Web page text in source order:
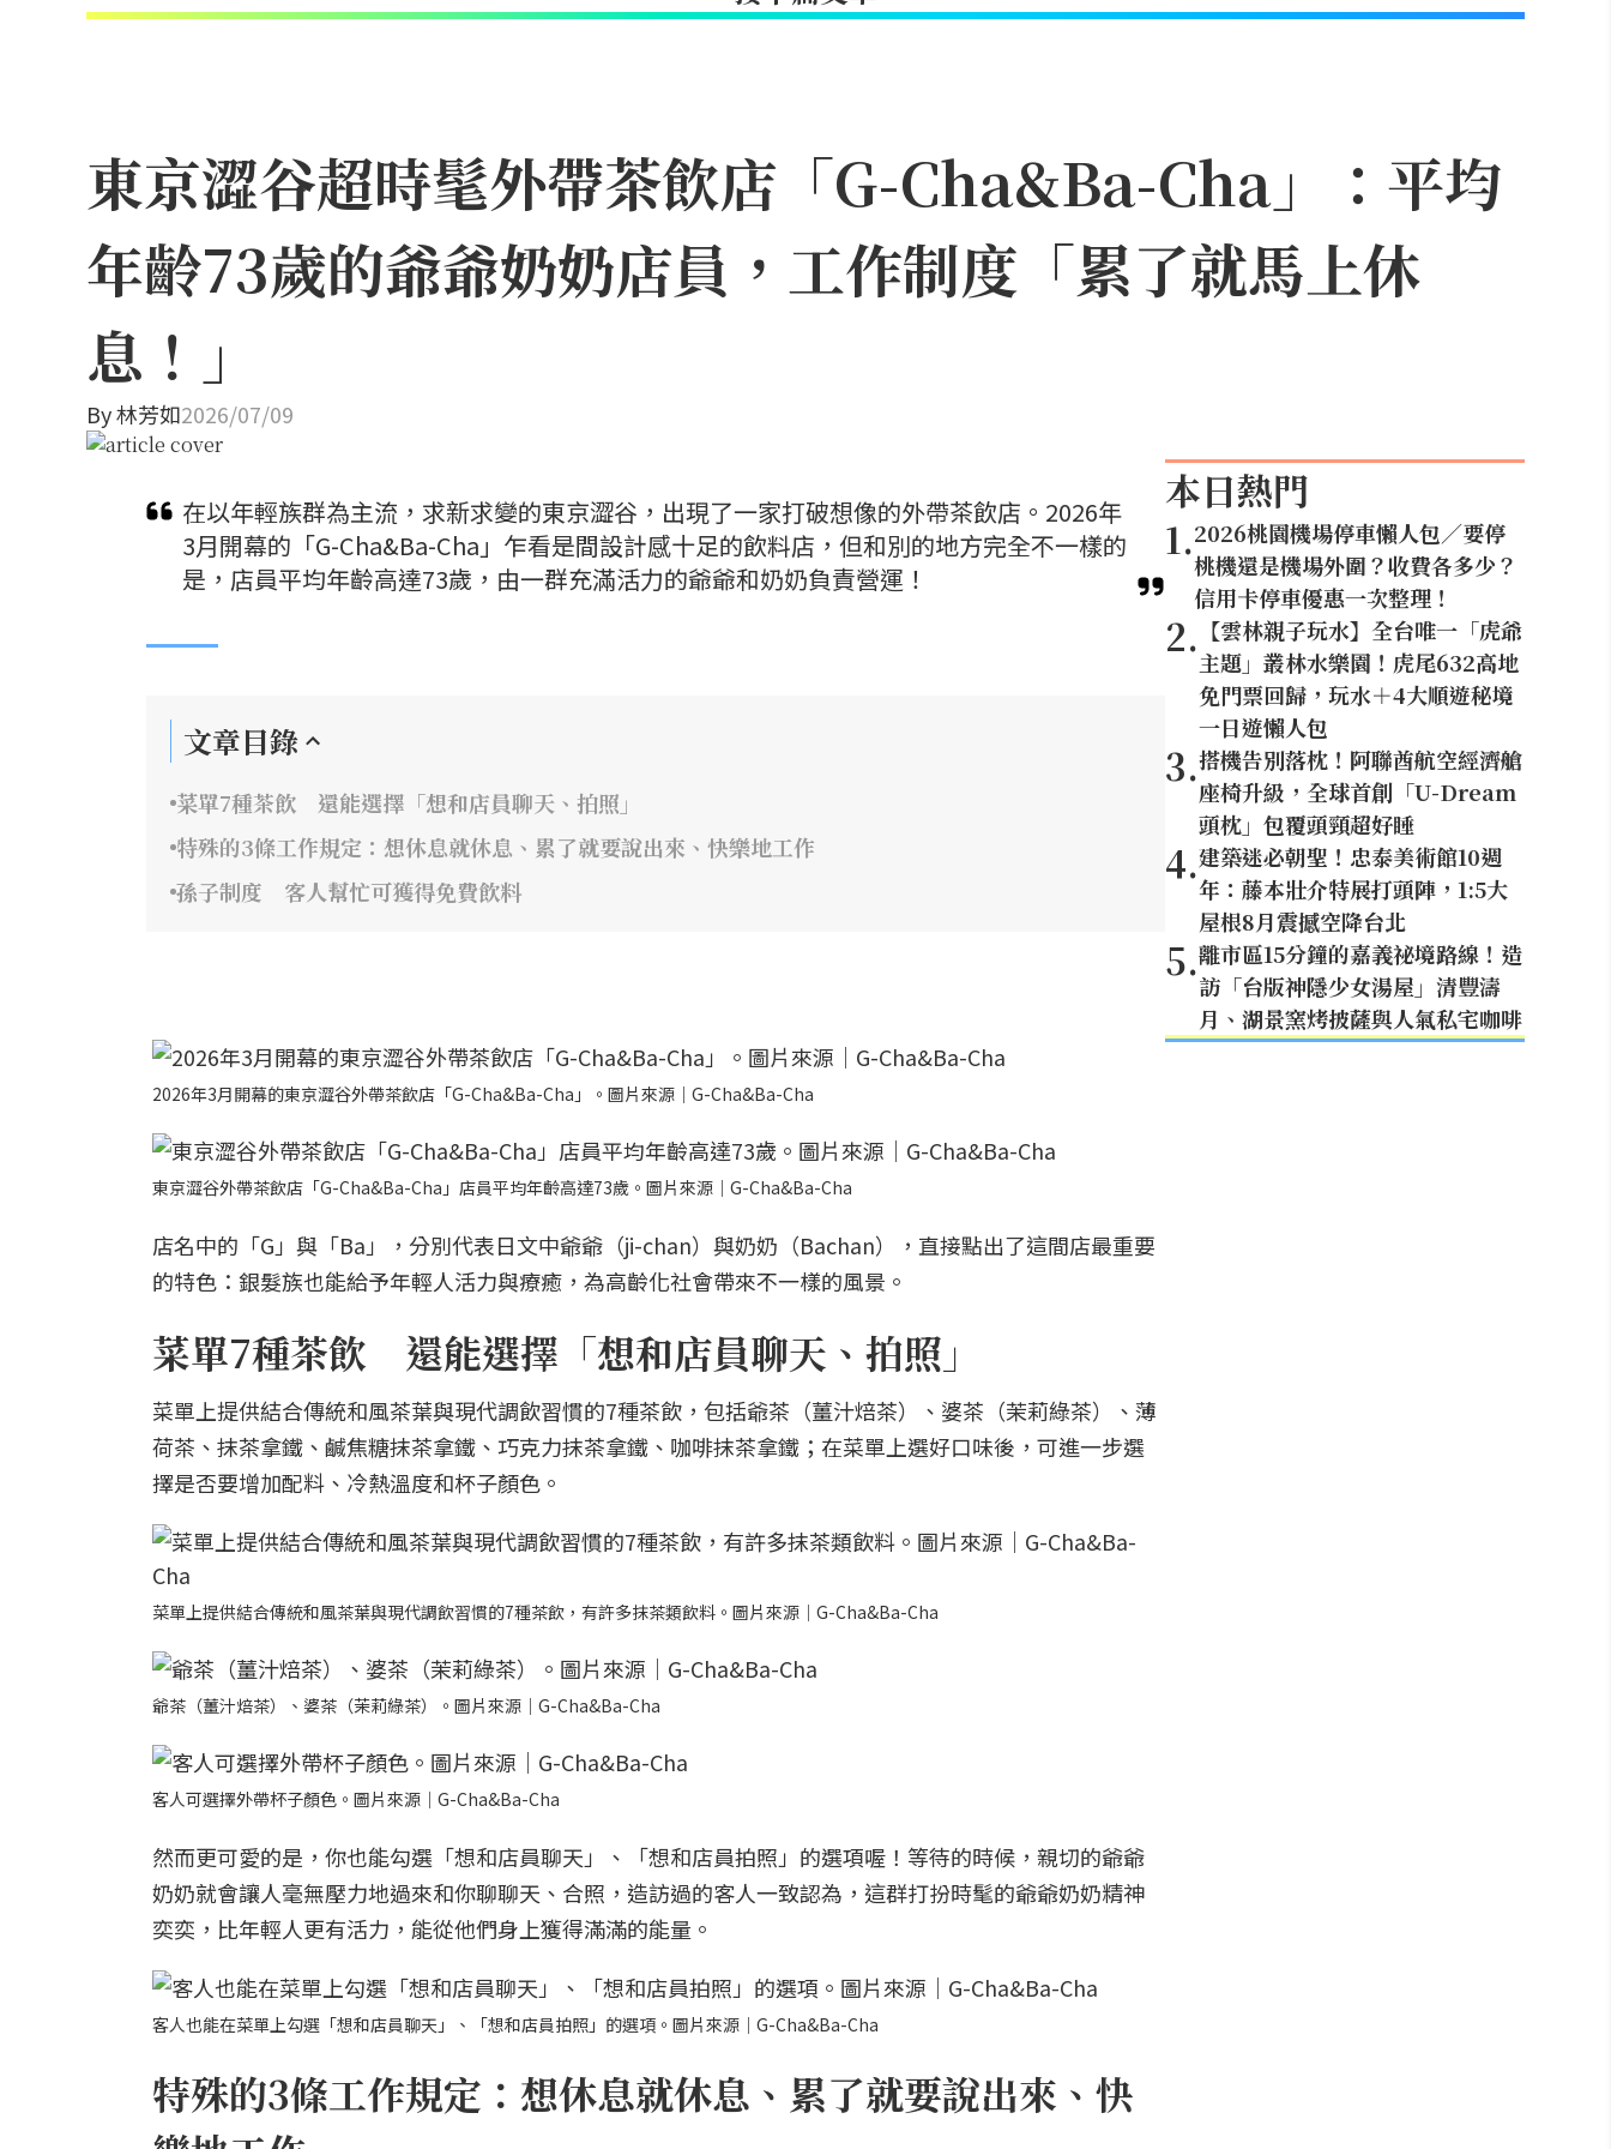
東京澀谷超時髦外帶茶飲店「G-Cha&Ba-Cha」：平均
年齡73歲的爺爺奶奶店員，工作制度「累了就馬上休
息！」
By林芳如2026/07/09
在以年輕族群為主流，求新求變的東京澀谷，出現了一家打破想像的外帶茶飲店。2026年
3月開幕的「G-Cha&Ba-Cha」乍看是間設計感十足的飲料店，但和別的地方完全不一樣的
是，店員平均年齡高達73歲，由一群充滿活力的爺爺和奶奶負責營運！
文章目錄
菜單7種茶飲 還能選擇「想和店員聊天、拍照」
特殊的3條工作規定：想休息就休息、累了就要說出來、快樂地工作
孫子制度 客人幫忙可獲得免費飲料
2026年3月開幕的東京澀谷外帶茶飲店「G-Cha&Ba-Cha」。圖片來源｜G-Cha&Ba-Cha
東京澀谷外帶茶飲店「G-Cha&Ba-Cha」店員平均年齡高達73歲。圖片來源｜G-Cha&Ba-Cha
店名中的「G」與「Ba」，分別代表日文中爺爺（ji-chan）與奶奶（Bachan），直接點出了這間店最重要
的特色：銀髮族也能給予年輕人活力與療癒，為高齡化社會帶來不一樣的風景。
菜單7種茶飲 還能選擇「想和店員聊天、拍照」
菜單上提供結合傳統和風茶葉與現代調飲習慣的7種茶飲，包括爺茶（薑汁焙茶）、婆茶（茉莉綠茶）、薄
荷茶、抹茶拿鐵、鹹焦糖抹茶拿鐵、巧克力抹茶拿鐵、咖啡抹茶拿鐵；在菜單上選好口味後，可進一步選
擇是否要增加配料、冷熱溫度和杯子顏色。
菜單上提供結合傳統和風茶葉與現代調飲習慣的7種茶飲，有許多抹茶類飲料。圖片來源｜G-Cha&Ba-Cha
爺茶（薑汁焙茶）、婆茶（茉莉綠茶）。圖片來源｜G-Cha&Ba-Cha
客人可選擇外帶杯子顏色。圖片來源｜G-Cha&Ba-Cha
然而更可愛的是，你也能勾選「想和店員聊天」、「想和店員拍照」的選項喔！等待的時候，親切的爺爺
奶奶就會讓人毫無壓力地過來和你聊聊天、合照，造訪過的客人一致認為，這群打扮時髦的爺爺奶奶精神
奕奕，比年輕人更有活力，能從他們身上獲得滿滿的能量。
客人也能在菜單上勾選「想和店員聊天」、「想和店員拍照」的選項。圖片來源｜G-Cha&Ba-Cha
特殊的3條工作規定：想休息就休息、累了就要說出來、快
本日熱門
1.2026桃園機場停車懶人包／要停
桃機還是機場外圍？收費各多少？
信用卡停車優惠一次整理！
2. 【雲林親子玩水】全台唯一「虎爺
主題」叢林水樂園！虎尾632高地
免門票回歸，玩水＋4大順遊秘境
一日遊懶人包
3.搭機告別落枕！阿聯酋航空經濟艙
座椅升級，全球首創「U-Dream
頭枕」包覆頭頸超好睡
4.建築迷必朝聖！忠泰美術館10週
年：藤本壯介特展打頭陣，1:5大
屋根8月震撼空降台北
5.離市區15分鐘的嘉義祕境路線！造
訪「台版神隱少女湯屋」清豐濤
月、湖景窯烤披薩與人氣私宅咖啡